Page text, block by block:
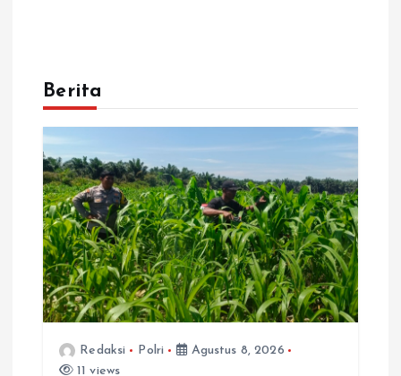
Berita
Redaksi Polri
Agustus 8, 2026
11 views